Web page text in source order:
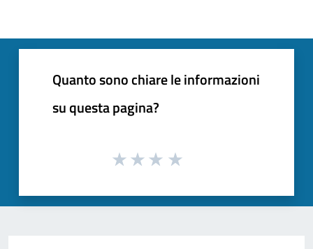
Quanto sono chiare le informazioni
su questa pagina?